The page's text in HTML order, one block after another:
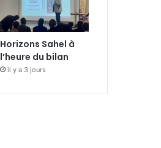
Horizons Sahel à
l’heure du bilan
il y a 3 jours